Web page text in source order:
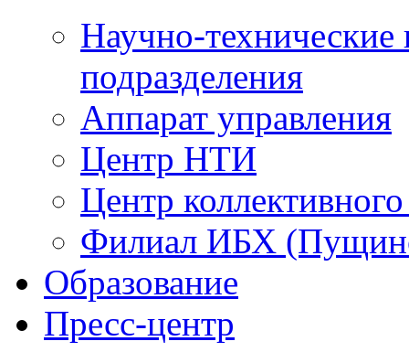
Научно-технические
подразделения
Аппарат управления
Центр НТИ
Центр
Филиал ИБХ
Образование
Пресс-центр